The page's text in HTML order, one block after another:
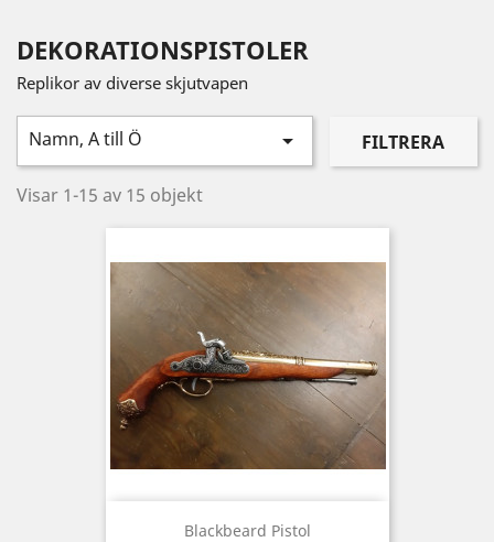
DEKORATIONSPISTOLER
Replikor av diverse skjutvapen
Namn, A till Ö  FILTRERA
Visar 1-15 av 15 objekt
Blackbeard Pistol